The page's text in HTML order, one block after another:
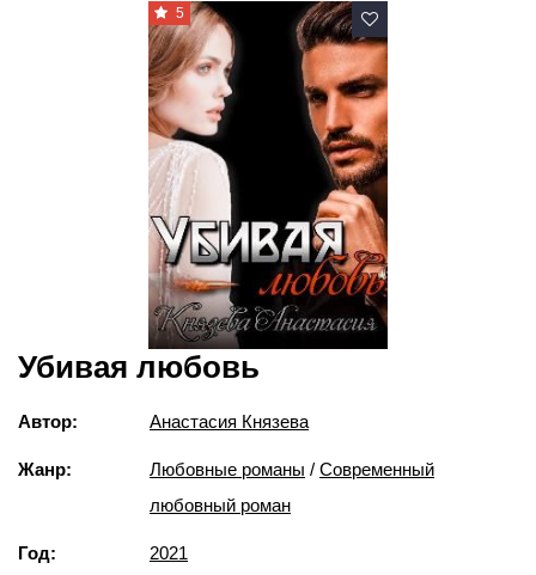
5
Убивая любовь
Автор: Анастасия Князева
Жанр: Любовные романы / Современный
любовный роман
Год: 2021